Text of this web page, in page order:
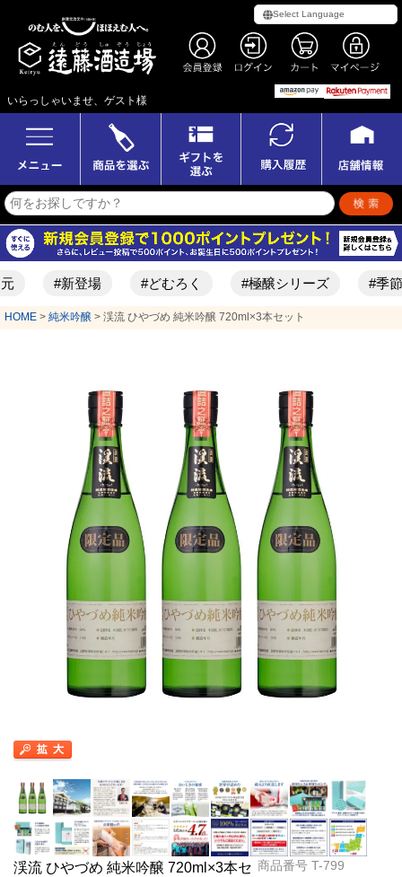
いらっしゃいませ、ゲスト様
#新登場 #どむろく #極醸シリーズ #季節限定酒
HOME 純米吟醸 渓流 ひやづめ 純米吟醸 720ml×3本セット
渓流 ひやづめ 純米吟醸 720ml×3本セ 商品番号 T-799